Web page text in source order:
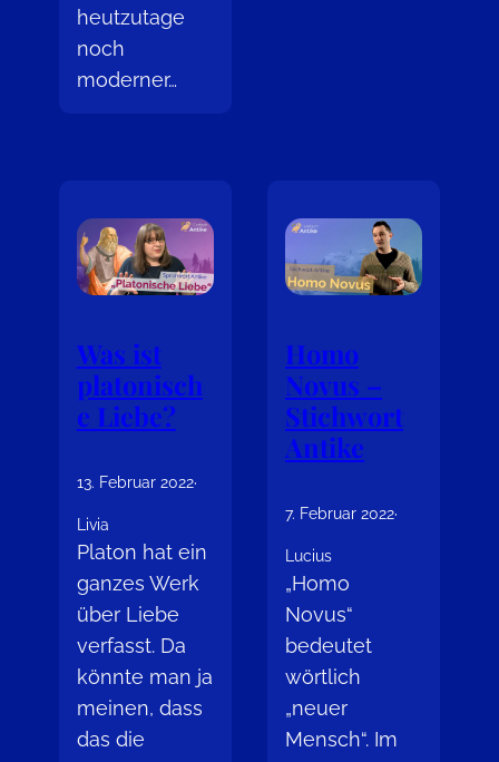
heutzutage
noch
moderner…
Was ist
platonisch
e Liebe?
13. Februar 2022·
Livia
Platon hat ein
ganzes Werk
über Liebe
verfasst. Da
könnte man ja
meinen, dass
das die
Homo
Novus –
Stichwort
Antike
7. Februar 2022·
Lucius
„Homo
Novus“
bedeutet
wörtlich
„neuer
Mensch“. Im